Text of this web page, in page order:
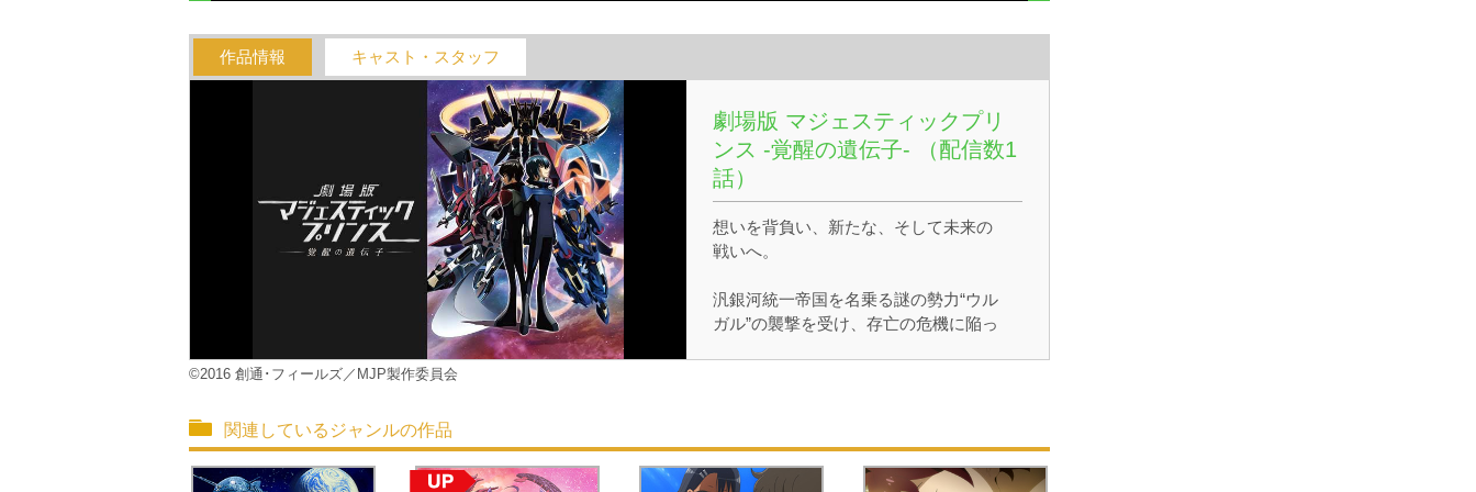
作品情報 キャスト・スタッフ
劇場版 マジェスティックプリ
ンス -覚醒の遺伝子- （配信数1
話）
想いを背負い、新たな、そして未来の
戦いへ。
汎銀河統一帝国を名乗る謎の勢力“ウル
ガル”の襲撃を受け、存亡の危機に陥っ
ームラビッツ」は、最新鋭の戦闘デバ
イス「AHSMB（アッシュ）」で戦いを
©2016 創通･フィールズ／MJP製作委員会
関連しているジャンルの作品